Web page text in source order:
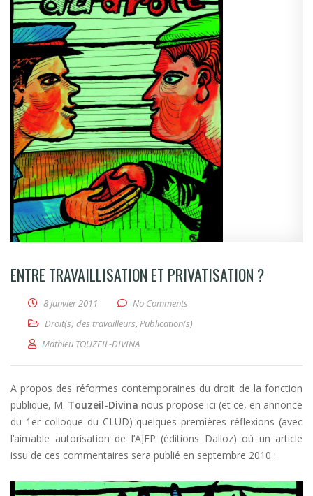
ENTRE TRAVAILLISATION ET PRIVATISATION ?
8 janvier 2011
No Comments
Droit(s) des travailleurs, Publication(s)
Mathieu TOUZEIL-DIVINA
A propos des réformes contemporaines du droit de la fonction
publique, M. Touzeil-Divina nous propose ici (et ce, en annonce
du 1er colloque du CLUD) quelques premières réflexions (avec
l’aimable autorisation de l’AJFP (éditions Dalloz) où un article
issu de ces commentaires sera publié en septembre 2010 :